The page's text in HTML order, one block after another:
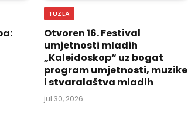
TUZLA
Otvoren 16. Festival
umjetnosti mladih
„Kaleidoskop“ uz bogat
program umjetnosti, muzike
i stvaralaštva mladih
jul 30, 2026